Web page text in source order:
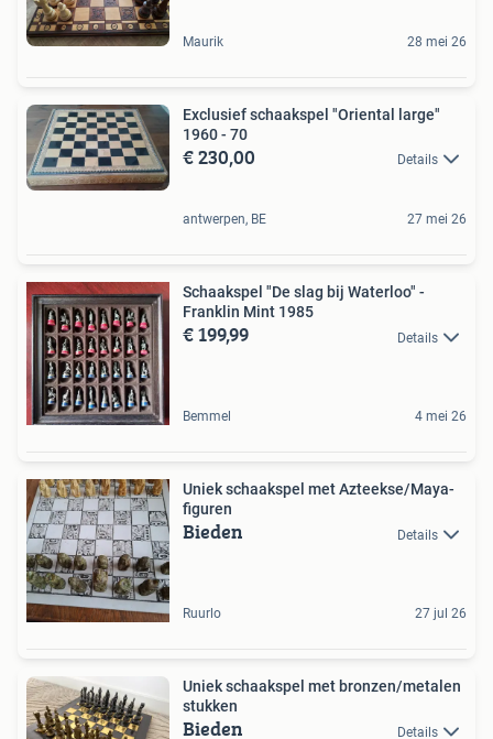
Maurik 28 mei 26
Exclusief schaakspel "Oriental large"
1960 - 70
€ 230,00 Details
antwerpen, BE 27 mei 26
Schaakspel "De slag bij Waterloo" -
Franklin Mint 1985
€ 199,99 Details
Bemmel 4 mei 26
Uniek schaakspel met Azteekse/Maya-
figuren
Bieden Details
Ruurlo 27 jul 26
Uniek schaakspel met bronzen/metalen
stukken
Bieden Details